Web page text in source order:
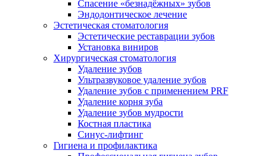
Спасение «безнадёжных» зубов
Эндодонтическое лечение
Эстетическая стоматология
Эстетические реставрации зубов
Установка виниров
Хирургическая стоматология
Удаление зубов
Ультразвуковое удаление зубов
Удаление зубов с применением PRF
Удаление корня зуба
Удаление зубов мудрости
Костная пластика
Синус-лифтинг
Гигиена и профилактика